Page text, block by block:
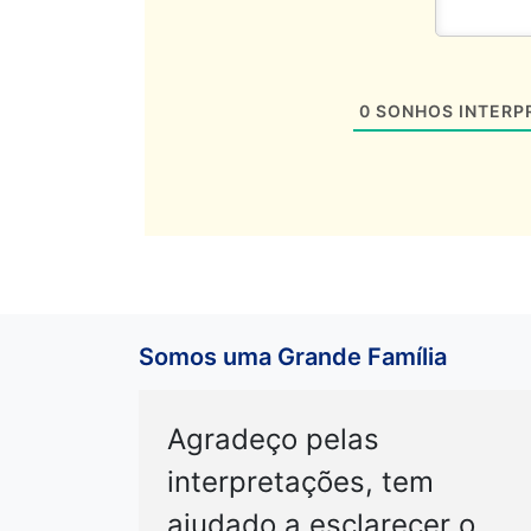
0 SONHOS
Somos uma Grande Família
Agradeço pelas
interpretações, tem